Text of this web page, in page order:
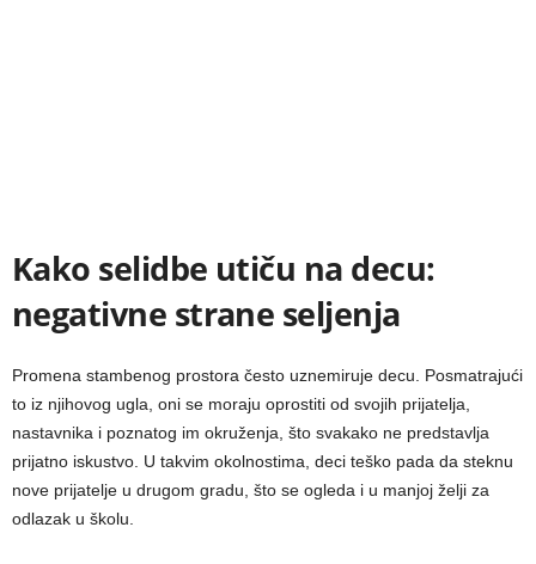
Kako selidbe utiču na decu:
negativne strane seljenja
Promena stambenog prostora često uznemiruje decu. Posmatrajući
to iz njihovog ugla, oni se moraju oprostiti od svojih prijatelja,
nastavnika i poznatog im okruženja, što svakako ne predstavlja
prijatno iskustvo. U takvim okolnostima, deci teško pada da steknu
nove prijatelje u drugom gradu, što se ogleda i u manjoj želji za
odlazak u školu.